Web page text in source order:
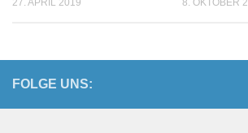
FOLGE UNS: